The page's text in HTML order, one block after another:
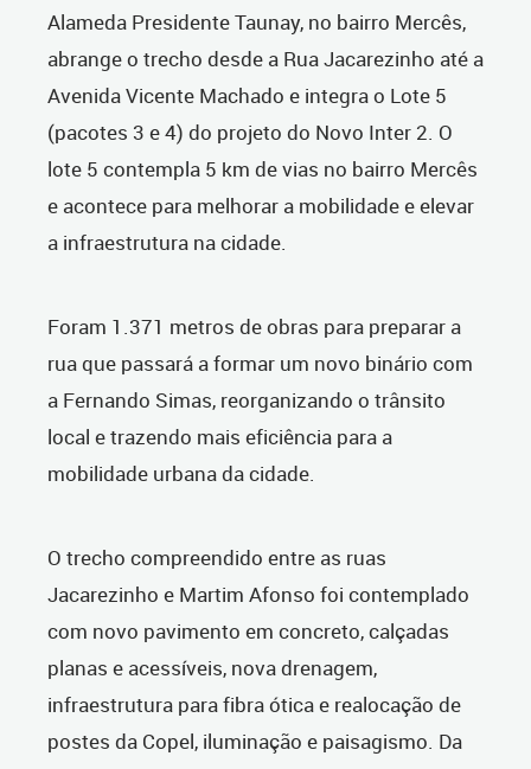
Alameda Presidente Taunay, no bairro Mercês,
abrange o trecho desde a Rua Jacarezinho até a
Avenida Vicente Machado e integra o Lote 5
(pacotes 3 e 4) do projeto do Novo Inter 2. O
lote 5 contempla 5 km de vias no bairro Mercês
e acontece para melhorar a mobilidade e elevar
a infraestrutura na cidade.
Foram 1.371 metros de obras para preparar a
rua que passará a formar um novo binário com
a Fernando Simas, reorganizando o trânsito
local e trazendo mais eficiência para a
mobilidade urbana da cidade.
O trecho compreendido entre as ruas
Jacarezinho e Martim Afonso foi contemplado
com novo pavimento em concreto, calçadas
planas e acessíveis, nova drenagem,
infraestrutura para fibra ótica e realocação de
postes da Copel, iluminação e paisagismo. Da